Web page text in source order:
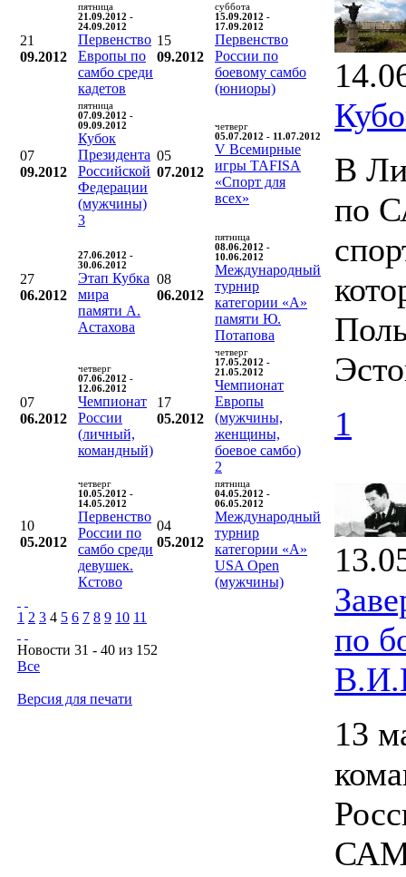
21
09.2012
пятница
21.09.2012 -
24.09.2012
Первенство
Европы по
самбо среди
кадетов
15
09.2012
суббота
15.09.2012 -
17.09.2012
Первенство
России по
боевому самбо
(юниоры)
07
09.2012
пятница
07.09.2012 -
09.09.2012
Кубок
Президента
Российской
Федерации
(мужчины)
3
05
07.2012
четверг
05.07.2012 - 11.07.2012
V Всемирные
игры TAFISA
«Спорт для
всех»
27
06.2012
27.06.2012 -
30.06.2012
Этап Кубка
мира
памяти А.
Астахова
08
06.2012
пятница
08.06.2012 -
10.06.2012
Международный
турнир
категории «А»
памяти Ю.
Потапова
07
06.2012
четверг
07.06.2012 -
12.06.2012
Чемпионат
России
(личный,
командный)
17
05.2012
четверг
17.05.2012 -
21.05.2012
Чемпионат
Европы
(мужчины,
женщины,
боевое самбо)
2
10
05.2012
четверг
10.05.2012 -
14.05.2012
Первенство
России по
самбо среди
девушек.
Кстово
04
05.2012
пятница
04.05.2012 -
06.05.2012
Международный
турнир
категории «А»
USA Open
(мужчины)
1 2 3 4 5 6 7 8 9 10 11
Новости 31 - 40 из 152
Все
Версия для печати
В
по
1
по
13